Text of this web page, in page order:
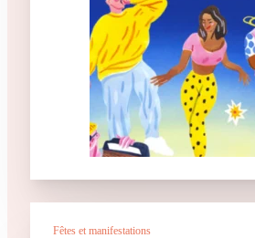
Fêtes et manifestations